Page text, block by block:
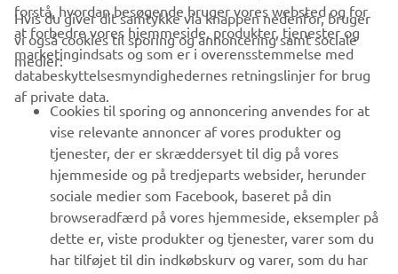
VIRKSOMHED
B2B
MERE YAMAHA
SUPPORT
NYHEDSBREV
forstå, hvordan besøgende bruger vores websted og for
at forbedre vores hjemmeside, produkter, tjenester og
marketingindsats og som er i overensstemmelse med
databeskyttelsesmyndighedernes retningslinjer for brug
af private data.
Hvis du giver dit samtykke via knappen nedenfor, bruger
vi også cookies til sporing og annoncering samt sociale
medier:
Cookies til sporing og annoncering anvendes for at
vise relevante annoncer af vores produkter og
tjenester, der er skræddersyet til dig på vores
hjemmeside og på tredjeparts websider, herunder
sociale medier som Facebook, baseret på din
browseradfærd på vores hjemmeside, eksempler på
dette er, viste produkter og tjenester, varer som du
har tilføjet til din indkøbskurv og varer, som du har